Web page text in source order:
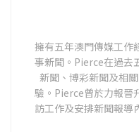
擁有五年澳門傳媒工作
事新聞。Pierce在過去
新聞、博彩新聞及相
驗。Pierce曾於力報晉
訪工作及安排新聞報